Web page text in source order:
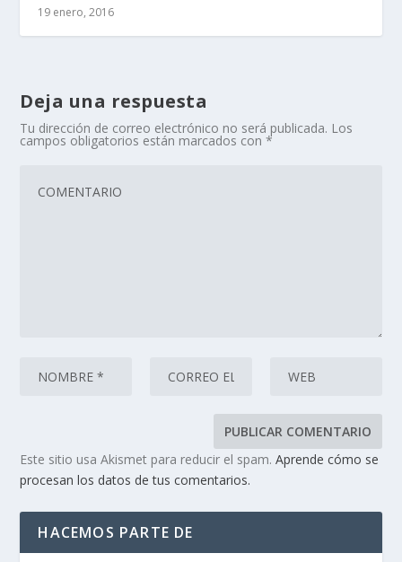
19 enero, 2016
Deja una respuesta
Tu dirección de correo electrónico no será publicada. Los
campos obligatorios están marcados con*
Este sitio usa Akismet para reducir el spam.Aprende cómo se
procesan los datos de tus comentarios.
HACEMOS PARTE DE